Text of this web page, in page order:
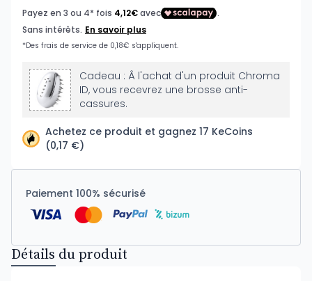
Cadeau : Â l'achat d'un produit Chroma
ID, vous recevrez une brosse anti-
cassures.
Achetez ce produit et gagnez 17 KeCoins
(0,17 €)
Paiement 100% sécurisé
Détails du produit